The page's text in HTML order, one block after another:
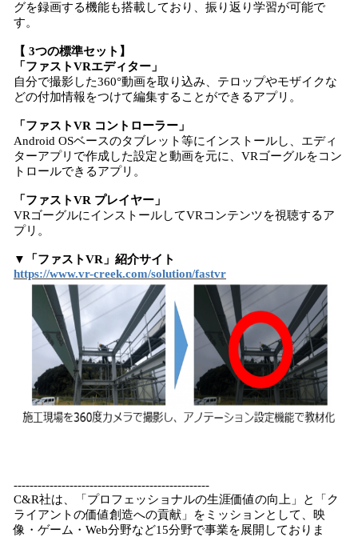
グを録画する機能も搭載しており、振り返り学習が可能で
す。
【 3つの標準セット】
「ファストVRエディター」
自分で撮影した360°動画を取り込み、テロップやモザイクな
どの付加情報をつけて編集することができるアプリ。
「ファストVR コントローラー」
Android OSベースのタブレット等にインストールし、エディ
ターアプリで作成した設定と動画を元に、VRゴーグルをコン
トロールできるアプリ。
「ファストVR プレイヤー」
VRゴーグルにインストールしてVRコンテンツを視聴するア
プリ。
▼「ファストVR」紹介サイト
https://www.vr-creek.com/solution/fastvr
-------------------------------------------------
C&R社は、「プロフェッショナルの生涯価値の向上」と「ク
ライアントの価値創造への貢献」をミッションとして、映
像・ゲーム・Web分野など15分野で事業を展開しておりま